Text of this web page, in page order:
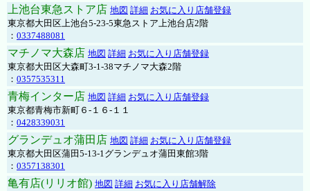
上池台東急ストア店 地図 詳細 お気に入り店舗登録
東京都大田区上池台5-23-5東急ストア上池台店2階
： 0337488081
マチノマ大森店 地図 詳細 お気に入り店舗登録
東京都大田区大森町3-1-38マチノマ大森2階
： 0357535311
青梅インター店 地図 詳細 お気に入り店舗登録
東京都青梅市新町６-１６-１１
： 0428339031
グランデュオ蒲田店 地図 詳細 お気に入り店舗登録
東京都大田区蒲田5-13-1グランデュオ蒲田東館3階
： 0357138301
亀有店(リリオ館) 地図 詳細 お気に入り店舗解除